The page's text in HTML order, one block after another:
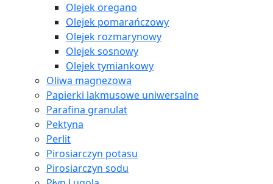
Olejek oregano
Olejek pomarańczowy
Olejek rozmarynowy
Olejek sosnowy
Olejek tymiankowy
Oliwa magnezowa
Papierki lakmusowe uniwersalne
Parafina granulat
Pektyna
Perlit
Pirosiarczyn potasu
Pirosiarczyn sodu